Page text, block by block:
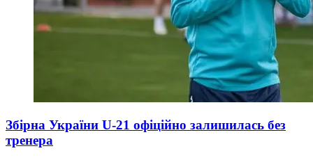
Збірна України U-21 офіційно залишилась без
тренера